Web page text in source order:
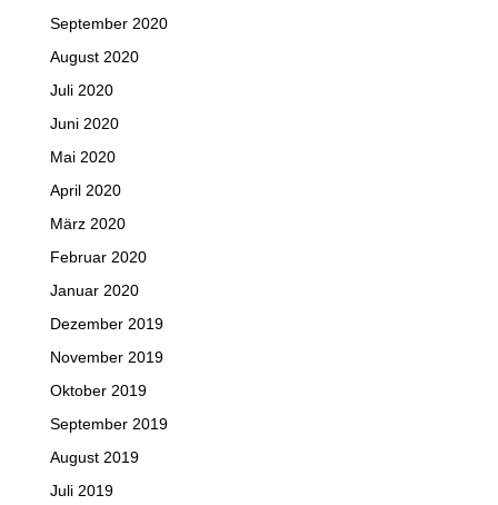
September 2020
August 2020
Juli 2020
Juni 2020
Mai 2020
April 2020
März 2020
Februar 2020
Januar 2020
Dezember 2019
November 2019
Oktober 2019
September 2019
August 2019
Juli 2019